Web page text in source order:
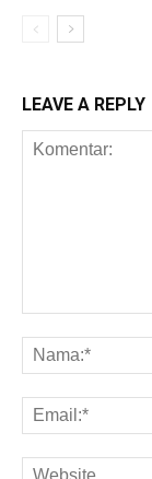
LEAVE A REPLY